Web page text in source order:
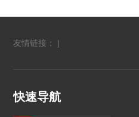
友情链接： |
快速导航